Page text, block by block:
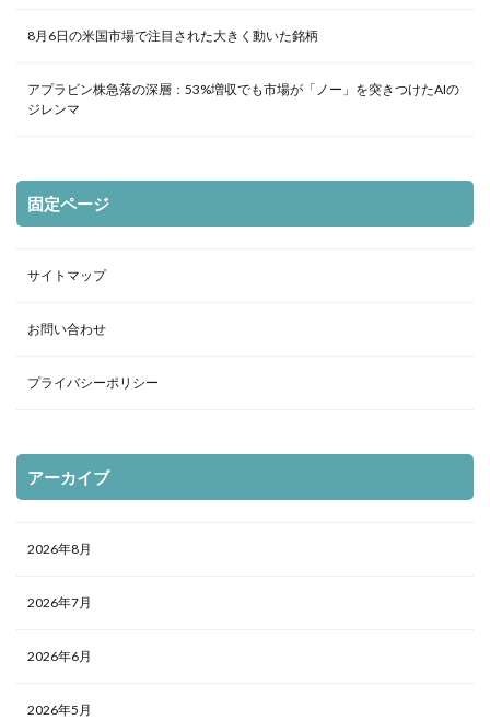
8月6日の米国市場で注目された大きく動いた銘柄
アプラビン株急落の深層：53%増収でも市場が「ノー」を突きつけたAIの
ジレンマ
固定ページ
サイトマップ
お問い合わせ
プライバシーポリシー
アーカイブ
2026年8月
2026年7月
2026年6月
2026年5月